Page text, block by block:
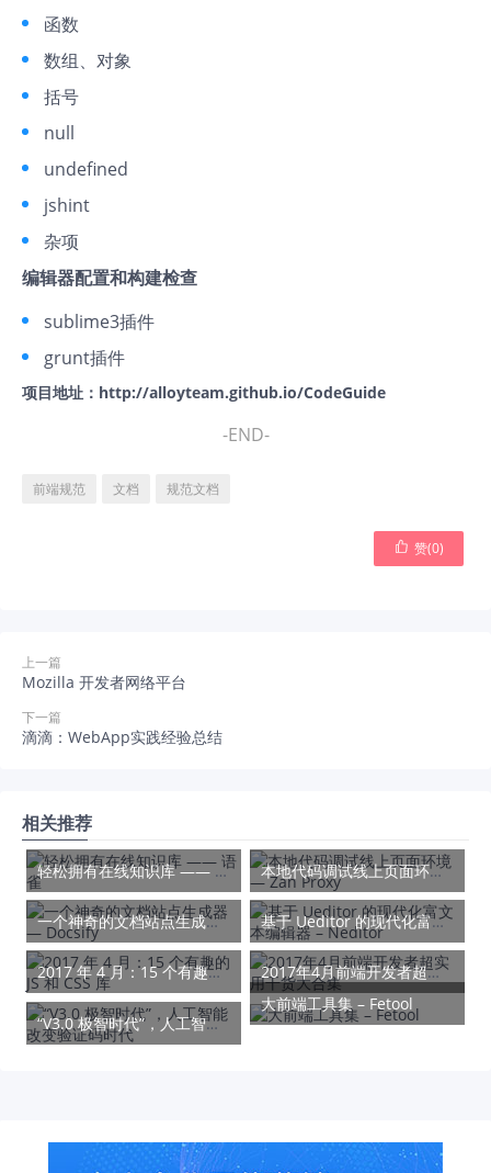
函数
数组、对象
括号
null
undefined
jshint
杂项
编辑器配置和构建检查
sublime3插件
grunt插件
项目地址： http://alloyteam.github.io/CodeGuide
-END-
前端规范 文档 规范文档
 赞(0)
上一篇
Mozilla 开发者网络平台
下一篇
滴滴：WebApp实践经验总结
相关推荐
轻松拥有在线知识库 —— 语雀 本地代码调试线上页面环境 — Zan Proxy
一个神奇的文档站点生成器 — Docsify 基于 Ueditor 的现代化富文本编辑器 – Neditor
2017 年 4 月：15 个有趣的 JS 和 CSS 库 2017年4月前端开发者超实用干货大合集
“V3.0 极智时代”，人工智能改变验证码时代
大前端工具集 – Fetool